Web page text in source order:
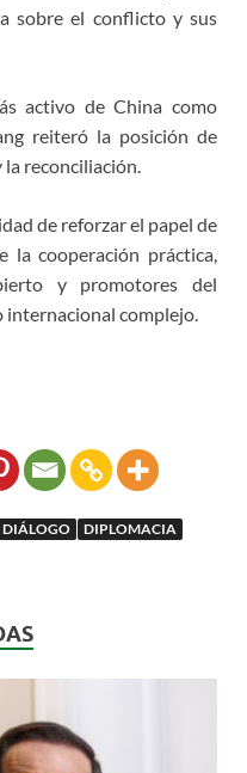
sobre el conflicto y sus
activo de China como
reiteró la posición de
reconciliación.
de reforzar el papel de
la cooperación práctica,
y promotores del
complejo.
DIÁLOGO
DIPLOMACIA